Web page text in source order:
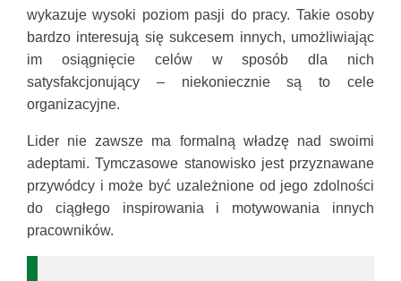
wykazuje wysoki poziom pasji do pracy. Takie osoby
bardzo interesują się sukcesem innych, umożliwiając
im osiągnięcie celów w sposób dla nich
satysfakcjonujący – niekoniecznie są to cele
organizacyjne.
Lider nie zawsze ma formalną władzę nad swoimi
adeptami. Tymczasowe stanowisko jest przyznawane
przywódcy i może być uzależnione od jego zdolności
do ciągłego inspirowania i motywowania innych
pracowników.